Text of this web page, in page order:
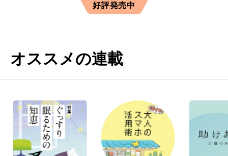
好評発売中
オススメの連載